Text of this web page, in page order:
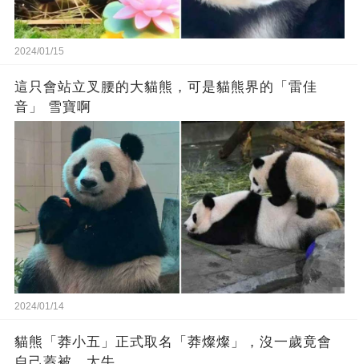
2024/01/15
這只會站立叉腰的大貓熊，可是貓熊界的「雷佳
音」 雪寶啊
2024/01/14
貓熊「莽小五」正式取名「莽燦燦」，沒一歲竟會